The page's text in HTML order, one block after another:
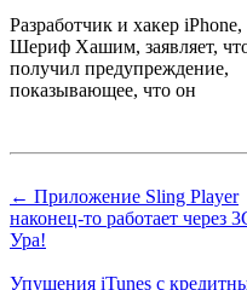
Разработчик и хакер iPhone,
Шериф Хашим, заявляет,
получил предупреждение,
показывающее, что он
← Приложение Sling Player
наконец-то работает через
Ура!
Упущения iTunes с